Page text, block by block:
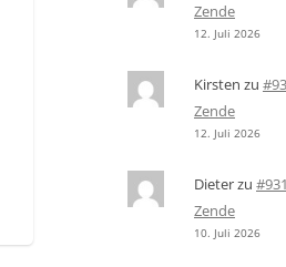
Zende
12. Juli 2026
Kirsten zu
Zende
12. Juli 2026
Dieterzu
Zende
10. Juli 2026